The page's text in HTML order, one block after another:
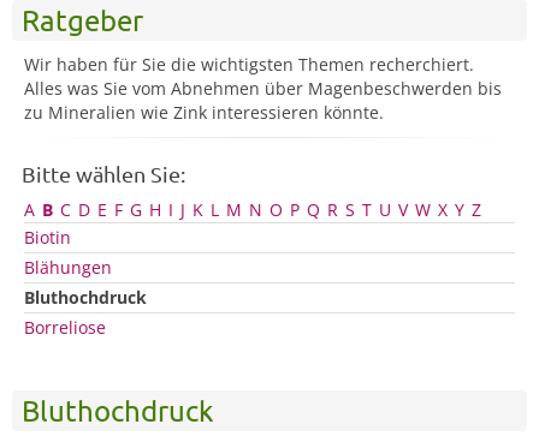
Ratgeber
Wir haben für Sie die wichtigsten Themen recherchiert.
Alles was Sie vom Abnehmen über Magenbeschwerden bis
zu Mineralien wie Zink interessieren könnte.
Bitte wählen Sie:
A B C D E F G H I J K L M N O P Q R S T U V W X Y Z
Biotin
Blähungen
Bluthochdruck
Borreliose
Bluthochdruck